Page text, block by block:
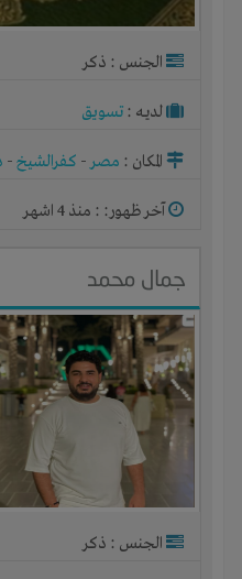
الجنس : ذكر
لديـه : تسويق
المكان : مصر- كفرالشيخ-
آخر ظهور: : منذ 4 اشهر
جمال محمد
الجنس : ذكر